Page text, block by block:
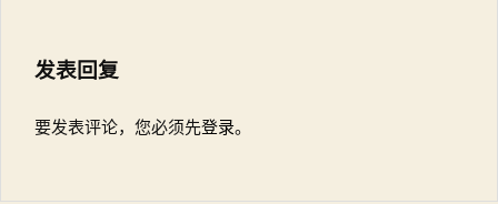
发表回复
要发表评论，您必须先登录。